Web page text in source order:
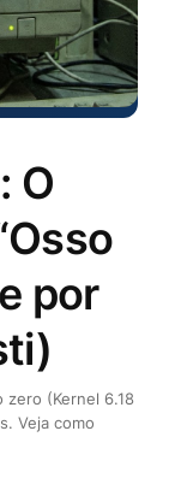
O
por
zero (Kernel 6.18
Veja como